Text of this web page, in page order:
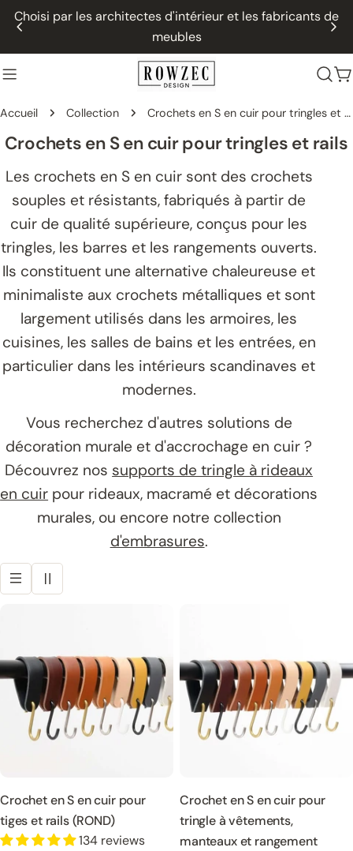
Passer
contenu
Choisi par les architectes d'intérieur et les fabricants de
meubles
Accueil Collection Crochets en S en cuir pour tringles et rails
C
o
e
c
n
:
Crochets en S en cuir pour tringles et rails
Les crochets en S en cuir sont des crochets
souples et résistants, fabriqués à partir de
cuir de qualité supérieure, conçus pour les
tringles, les barres et les rangements ouverts.
Ils constituent une alternative chaleureuse et
minimaliste aux crochets métalliques et sont
largement utilisés dans les armoires, les
cuisines, les salles de bains et les entrées, en
particulier dans les intérieurs scandinaves et
modernes.
Vous recherchez d'autres solutions de
décoration murale et d'accrochage en cuir ?
Découvrez nos supports de tringle à rideaux
en cuir pour rideaux, macramé et décorations
murales, ou encore notre collection
d'embrasures.
Crochet en S en cuir pour
tiges et rails (ROND)
134 reviews
Crochet en S en cuir pour
tringle à vêtements,
manteaux et rangement